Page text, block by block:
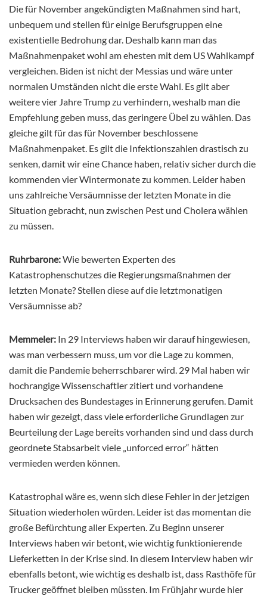
Die für November angekündigten Maßnahmen sind hart,
unbequem und stellen für einige Berufsgruppen eine
existentielle Bedrohung dar. Deshalb kann man das
Maßnahmenpaket wohl am ehesten mit dem US Wahlkampf
vergleichen. Biden ist nicht der Messias und wäre unter
normalen Umständen nicht die erste Wahl. Es gilt aber
weitere vier Jahre Trump zu verhindern, weshalb man die
Empfehlung geben muss, das geringere Übel zu wählen. Das
gleiche gilt für das für November beschlossene
Maßnahmenpaket. Es gilt die Infektionszahlen drastisch zu
senken, damit wir eine Chance haben, relativ sicher durch die
kommenden vier Wintermonate zu kommen. Leider haben
uns zahlreiche Versäumnisse der letzten Monate in die
Situation gebracht, nun zwischen Pest und Cholera wählen
zu müssen.
Ruhrbarone:Wie bewerten Experten des
Katastrophenschutzes die Regierungsmaßnahmen der
letzten Monate? Stellen diese auf die letztmonatigen
Versäumnisse ab?
Memmeler: In 29 Interviews haben wir darauf hingewiesen,
was man verbessern muss, um vor die Lage zu kommen,
damit die Pandemie beherrschbarer wird. 29 Mal haben wir
hochrangige Wissenschaftler zitiert und vorhandene
Drucksachen des Bundestages in Erinnerung gerufen. Damit
haben wir gezeigt, dass viele erforderliche Grundlagen zur
Beurteilung der Lage bereits vorhanden sind und dass durch
geordnete Stabsarbeit viele „unforced error“ hätten
vermieden werden können.
Katastrophal wäre es, wenn sich diese Fehler in der jetzigen
Situation wiederholen würden. Leider ist das momentan die
große Befürchtung aller Experten. Zu Beginn unserer
Interviews haben wir betont, wie wichtig funktionierende
Lieferketten in der Krise sind. In diesem Interview haben wir
ebenfalls betont, wie wichtig es deshalb ist, dass Rasthöfe für
Trucker geöffnet bleiben müssten. Im Frühjahr wurde hier